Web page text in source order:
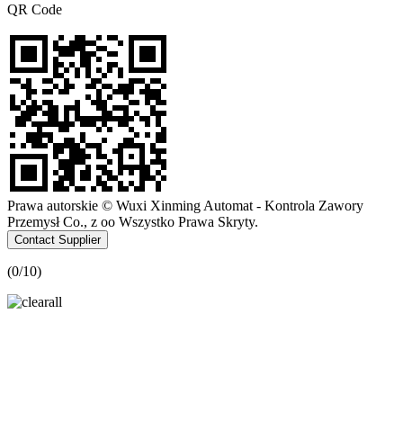
QR Code
Prawa autorskie © Wuxi Xinming Automat - Kontrola Zawory
Przemysł Co., z oo Wszystko Prawa Skryty.
Contact Supplier
(0/10)